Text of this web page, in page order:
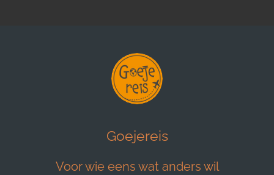
Goejereis
Voor wie eens wat anders wil